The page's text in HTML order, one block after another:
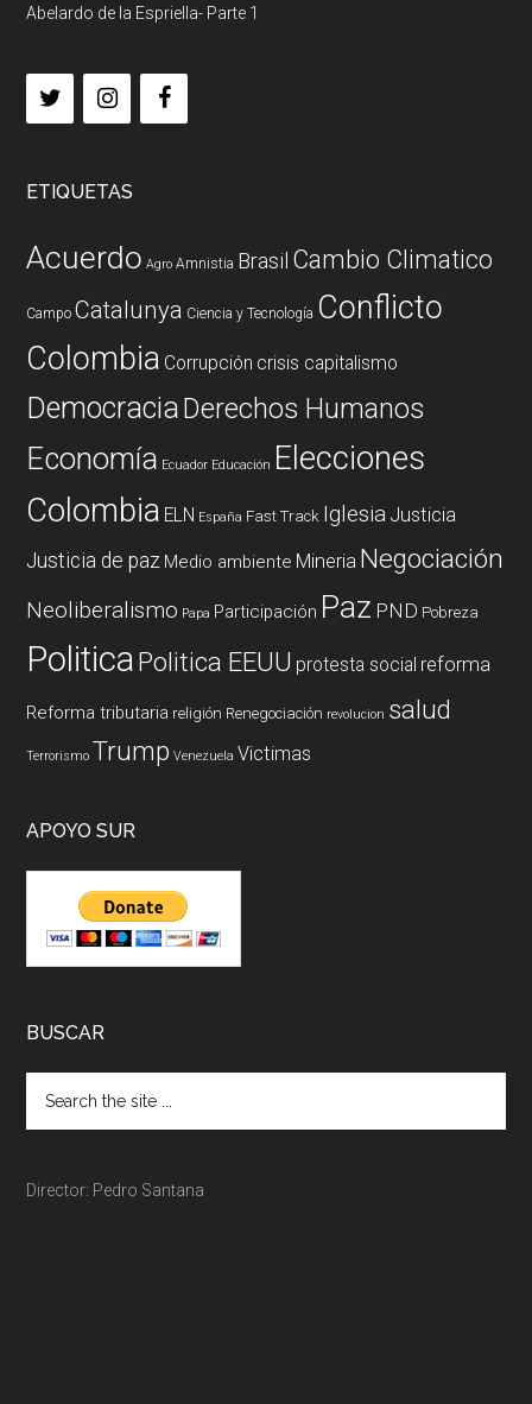
Abelardo de la Espriella- Parte 1
ETIQUETAS
Acuerdo Agro Amnistia Brasil Cambio Climatico
Campo Catalunya Ciencia y Tecnología Conflicto
Colombia Corrupción crisis capitalismo
DemocraciaDerechos Humanos
Economía Ecuador Educación Elecciones
Colombia ELN España Fast Track Iglesia Justicia
Justicia de paz Medio ambiente Mineria Negociación
Neoliberalismo Papa Participación Paz PND Pobreza
PoliticaPolitica EEUU protesta social reforma
Reforma tributaria religión Renegociación revolucion salud
Terrorismo Trump Venezuela Victimas
APOYO SUR
BUSCAR
Director: Pedro Santana